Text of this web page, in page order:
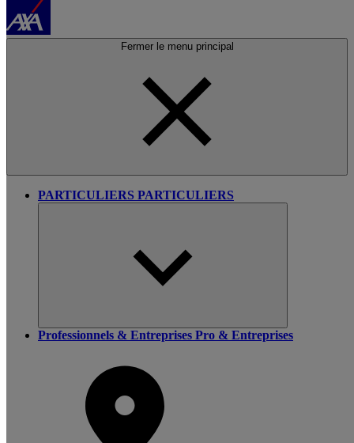
Fermer le menu principal
PARTICULIERS PARTICULIERS
Professionnels & Entreprises Pro & Entreprises